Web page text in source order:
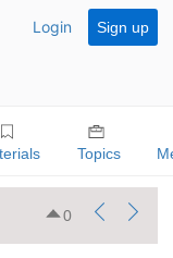
Login Sign up
Topics
0